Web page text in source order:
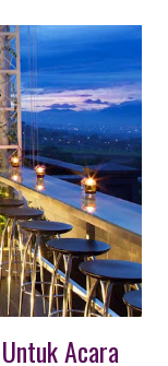
menarik.
dikemas secra
wisata di
ulasan tempat
dari sumber
di Majalengka &
bernama
Ba...
Acara